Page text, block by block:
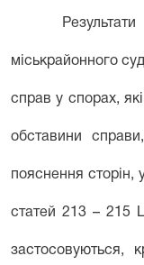
міськрайонного
справ у спорах,
обставини
пояснення сторін,
статей 213 – 215
застосовуються,